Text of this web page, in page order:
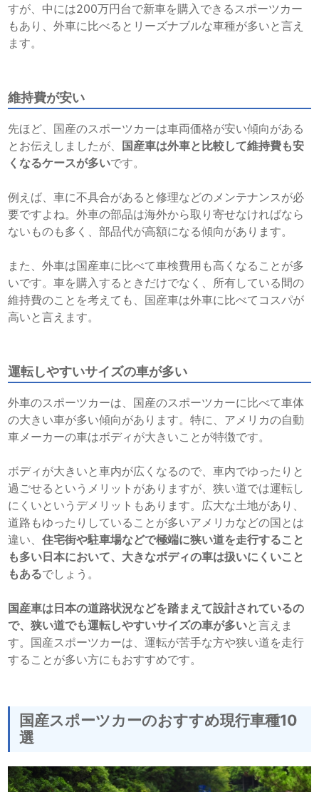
すが、中には200万円台で新車を購入できるスポーツカー
もあり、外車に比べるとリーズナブルな車種が多いと言え
ます。
維持費が安い
先ほど、国産のスポーツカーは車両価格が安い傾向がある
とお伝えしましたが、
国産車は外車と比較して維持費も安
くなるケースが多いです。
例えば、車に不具合があると修理などのメンテナンスが必
要ですよね。外車の部品は海外から取り寄せなければなら
ないものも多く、部品代が高額になる傾向があります。
また、外車は国産車に比べて車検費用も高くなることが多
いです。車を購入するときだけでなく、所有している間の
維持費のことを考えても、国産車は外車に比べてコスパが
高いと言えます。
運転しやすいサイズの車が多い
外車のスポーツカーは、国産のスポーツカーに比べて車体
の大きい車が多い傾向があります。特に、アメリカの自動
車メーカーの車はボディが大きいことが特徴です。
ボディが大きいと車内が広くなるので、車内でゆったりと
過ごせるというメリットがありますが、狭い道では運転し
にくいというデメリットもあります。広大な土地があり、
道路もゆったりしていることが多いアメリカなどの国とは
違い、住宅街や駐車場などで極端に狭い道を走行すること
も多い日本において、大きなボディの車は扱いにくいこと
もあるでしょう。
国産車は日本の道路状況などを踏まえて設計されているの
で、狭い道でも運転しやすいサイズの車が多いと言えま
す。国産スポーツカーは、運転が苦手な方や狭い道を走行
することが多い方にもおすすめです。
国産スポーツカーのおすすめ現行車種10
選